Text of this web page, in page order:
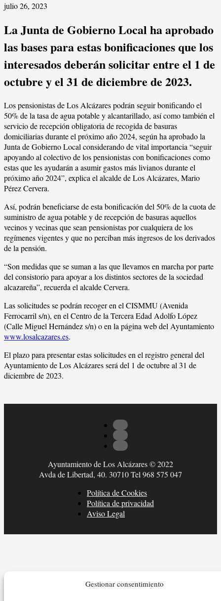
Gestionar consentimiento
julio 26, 2023
La Junta de Gobierno Local ha aprobado
las bases para estas bonificaciones que los
interesados deberán solicitar entre el 1 de
octubre y el 31 de diciembre de 2023.
Los pensionistas de Los Alcázares podrán seguir bonificando el
50% de la tasa de agua potable y alcantarillado, así como también el
servicio de recepción obligatoria de recogida de basuras
domiciliarias durante el próximo año 2024, según ha aprobado la
Junta de Gobierno Local considerando de vital importancia “seguir
apoyando al colectivo de los pensionistas con bonificaciones como
estas que les ayudarán a asumir gastos más livianos durante el
próximo año 2024”, explica el alcalde de Los Alcázares, Mario
Pérez Cervera.
Así, podrán beneficiarse de esta bonificación del 50% de la cuota de
suministro de agua potable y de recepción de basuras aquellos
vecinos y vecinas que sean pensionistas por cualquiera de los
regímenes vigentes y que no perciban más ingresos de los derivados
de la pensión.
“Son medidas que se suman a las que llevamos en marcha por parte
del consistorio para apoyar a los distintos sectores de la sociedad
alcazareña”, recuerda el alcalde Cervera.
Las solicitudes se podrán recoger en el CISMMU (Avenida
Ferrocarril s/n), en el Centro de la Tercera Edad Adolfo López
(Calle Miguel Hernández s/n) o en la página web del Ayuntamiento
www.losalcazares.es.
El plazo para presentar estas solicitudes en el registro general del
Ayuntamiento de Los Alcázares será del 1 de octubre al 31 de
diciembre de 2023.
Ayuntamiento de Los Alcázares © 2022
Avda de Libertad, 40. 30710 Tel 968 575 047
Política de Cookies
Política de privacidad
Aviso Legal